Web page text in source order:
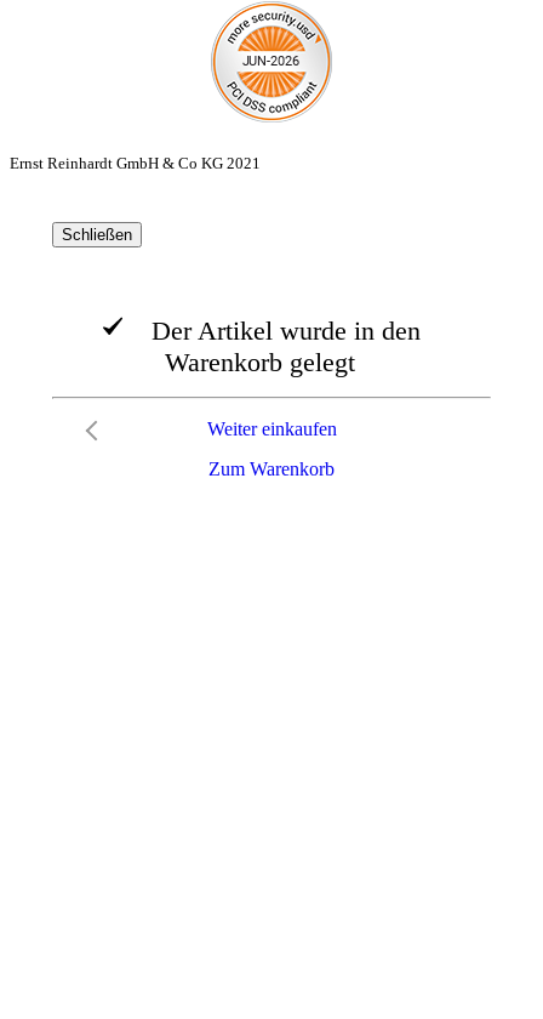
Ernst Reinhardt GmbH & Co KG 2021
Schließen
Der Artikel wurde in den
Warenkorb gelegt
Zum Warenkorb
Weiter einkaufen